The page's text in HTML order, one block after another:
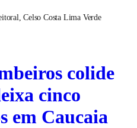
Celso Costa Lima Verde
colide
cinco
em Caucaia